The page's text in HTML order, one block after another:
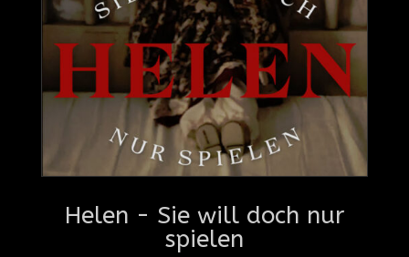
Helen - Sie will doch nur
spielen